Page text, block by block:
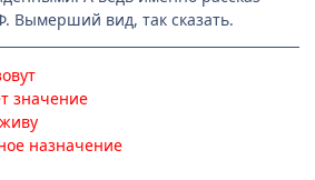
Вымерший вид, так сказать.
значение
назначение